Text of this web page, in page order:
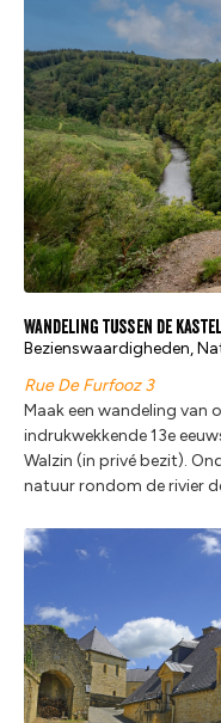
Wandeling tussen de
Bezienswaardigheden,
Rue De Furfooz 3
Maak een wandeling van
indrukwekkende 13e
Walzin (in privé bezit).
natuur rondom de rivier